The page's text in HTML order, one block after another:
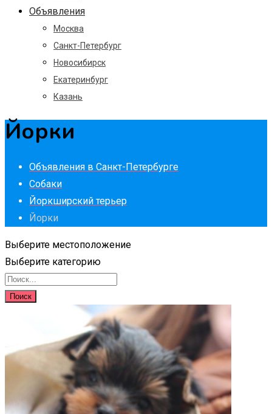
Объявления
Москва
Санкт-Петербург
Новосибирск
Екатеринбург
Казань
Йорки
Объявления в Санкт-Петербурге
Собаки
Йоркширский терьер
Йорки
Выберите местоположение
Выберите категорию
Поиск